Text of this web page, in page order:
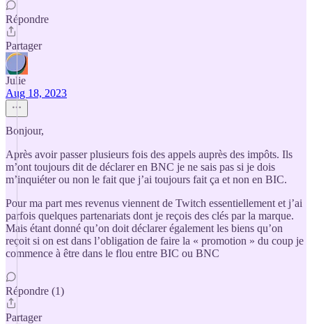
Répondre
Partager
Julie
Aug 18, 2023
Bonjour,
Après avoir passer plusieurs fois des appels auprès des impôts. Ils
m’ont toujours dit de déclarer en BNC je ne sais pas si je dois
m’inquiéter ou non le fait que j’ai toujours fait ça et non en BIC.
Pour ma part mes revenus viennent de Twitch essentiellement et j’ai
parfois quelques partenariats dont je reçois des clés par la marque.
Mais étant donné qu’on doit déclarer également les biens qu’on
reçoit si on est dans l’obligation de faire la « promotion » du coup je
commence à être dans le flou entre BIC ou BNC
Répondre (1)
Partager